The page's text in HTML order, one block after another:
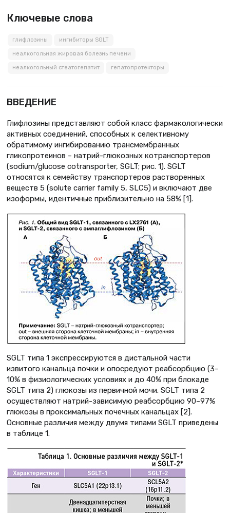
Ключевые слова
глифлозины ингибиторы SGLT
неалкогольная жировая болезнь печени
неалкогольный стеатогепатит гепатопротекторы
ВВЕДЕНИЕ
Глифлозины представляют собой класс фармакологически
активных соединений, способных к селективному
обратимому ингибированию трансмембранных
гликопротеинов – натрий-глюкозных котранспортеров
(sodium/glucose cotransporter, SGLT; рис. 1). SGLT
относятся к семейству транспортеров растворенных
веществ 5 (solute carrier family 5, SLC5) и включают две
изоформы, идентичные приблизительно на 58% [1].
SGLT типа 1 экспрессируются в дистальной части
извитого канальца почки и опосредуют реабсорбцию (3–
10% в физиологических условиях и до 40% при блокаде
SGLT типа 2) глюкозы из первичной мочи. SGLT типа 2
осуществляют натрий-зависимую реабсорбцию 90–97%
глюкозы в проксимальных почечных канальцах [2].
Основные различия между двумя типами SGLT приведены
в таблице 1.